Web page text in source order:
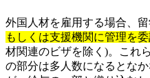
外国人材を雇用する場合、留
もしくは支援機関に管理を
材関連のビザを除く)。これ
の部分は多人数になるとな